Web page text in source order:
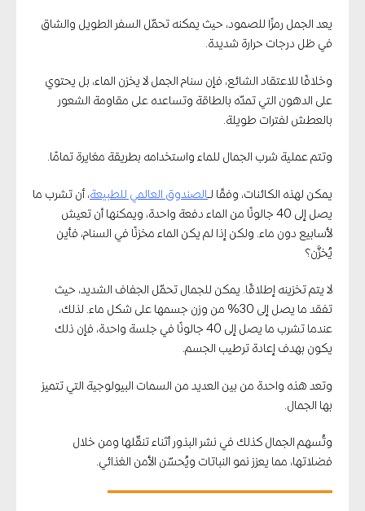
يعد الجمل رمزًا للصمود، حيث يمكنه تحمّل السفر الطويل والشاق
في ظل درجات حرارة شديدة.
وخلافًا للاعتقاد الشائع، فإن سنام الجمل لا يخزن الماء، بل يحتوي
على الدهون التي تمدّه بالطاقة وتساعده على مقاومة الشعور
بالعطش لفترات طويلة.
وتتم عملية شرب الجمال للماء واستخدامه بطريقة مغايرة تمامًا.
يمكن لهذه الكائنات، وفقًا لـ الصندوق العالمي للطبيعة، أن تشرب ما
يصل إلى 40 جالونًا من الماء دفعة واحدة، ويمكنها أن تعيش
لأسابيع دون ماء. ولكن إذا لم يكن الماء مخزنًا في السنام، فأين
يُخزَّن؟
لا يتم تخزينه إطلاقًا. يمكن للجمال تحمّل الجفاف الشديد، حيث
تفقد ما يصل إلى 30% من وزن جسمها على شكل ماء. لذلك،
عندما تشرب ما يصل إلى 40 جالونًا في جلسة واحدة، فإن ذلك
يكون بهدف إعادة ترطيب الجسم.
وتعد هذه واحدة من بين العديد من السمات البيولوجية التي تتميز
بها الجمال.
وتُسهم الجمال كذلك في نشر البذور أثناء تنقّلها ومن خلال
فضلاتها، مما يعزز نمو النباتات ويُحسّن الأمن الغذائي.